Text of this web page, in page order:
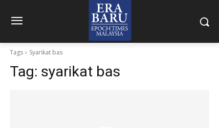
Tags Syarikat bas
Tag: syarikat bas